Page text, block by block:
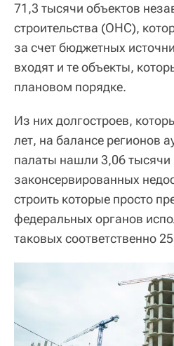
71,3 тысячи объектов
строительства (ОНС),
за счет бюджетных
входят и те объекты,
плановом порядке.
Из них долгостроев,
лет, на балансе регионов
палаты нашли 3,06
законсервированных
строить которые просто
федеральных органов
таковых соответственно